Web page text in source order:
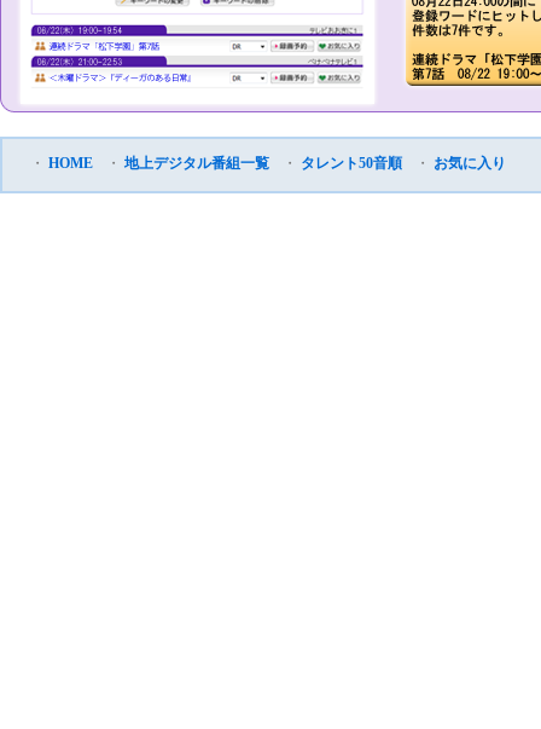
・ HOME ・ 地上デジタル番組一覧 ・ タレント50音順 ・ お気に入り